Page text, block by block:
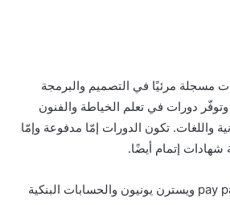
مسجلة مرئيًا في التصميم والبرمجة
وتوفّر دورات في تعلم الخياطة والفنون
واللغات. تكون الدورات إمّا مدفوعة وإمّا
شهادات إتمام أيضًا.